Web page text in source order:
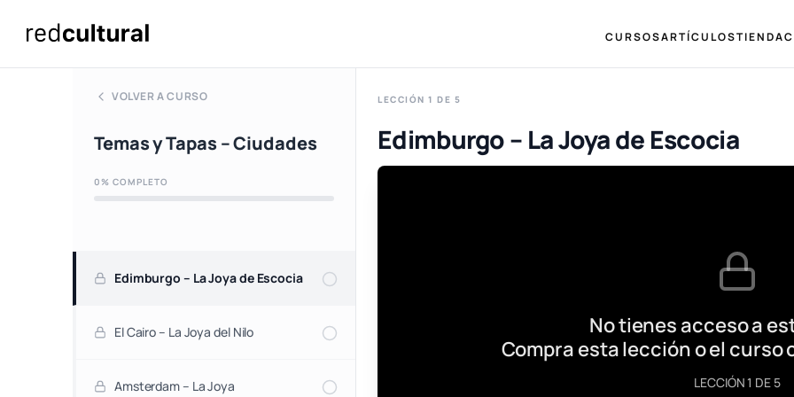
CURSOSARTÍCULOSTIENDA
VOLVER A CURSO
Temas y Tapas – Ciudades
0% COMPLETO
Edimburgo – La Joya de Escocia
El Cairo – La Joya del Nilo
Amsterdam – La Joya
LECCIÓN 1 DE 5
Edimburgo – La Joya de Escocia
No tienes acceso a
Compra esta lección o el curso
LECCIÓN 1 DE 5